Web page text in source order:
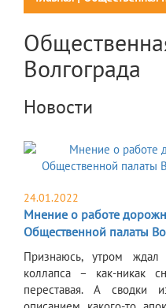
Волгограда
Новости
24.01.2022
Мнение о работе
Общественной палаты
​Признаюсь, утром ждал
коллапса – как-никак
переставая. А сводки